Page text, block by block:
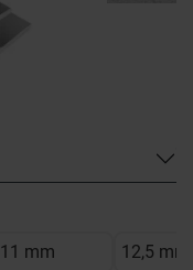
11 mm 12,5 mm